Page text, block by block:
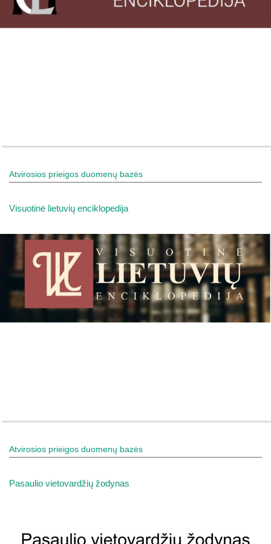
Atvirosios prieigos duomenų bazės
Visuotinė lietuvių enciklopedija
Atvirosios prieigos duomenų bazės
Pasaulio vietovardžių žodynas